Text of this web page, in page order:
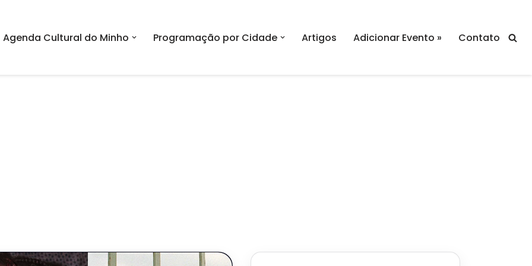
Agenda Cultural do Minho Programação por Cidade Artigos Adicionar Evento » Contato